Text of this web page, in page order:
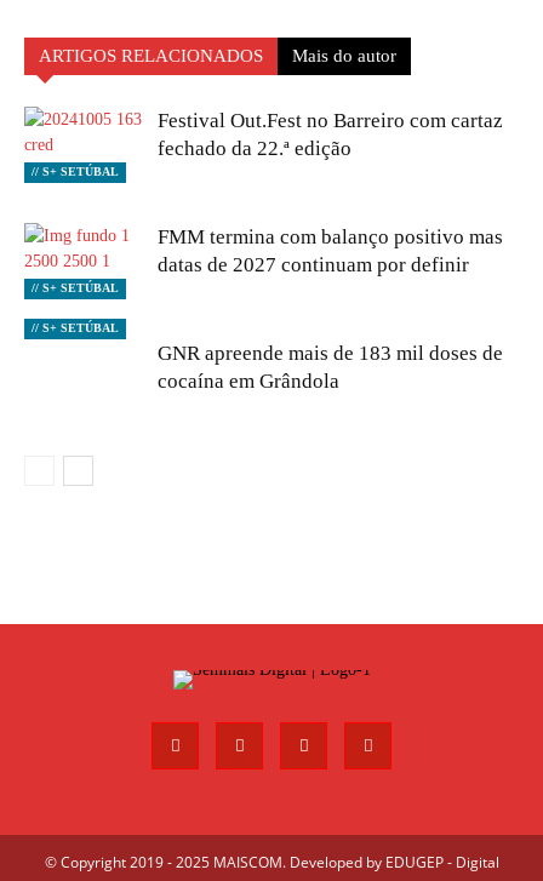
ARTIGOS RELACIONADOS Mais do autor
// S+ SETÚBAL
Festival Out.Fest no Barreiro com cartaz
fechado da 22.ª edição
// S+ SETÚBAL
FMM termina com balanço positivo mas
datas de 2027 continuam por definir
// S+ SETÚBAL
GNR apreende mais de 183 mil doses de
cocaína em Grândola
© Copyright 2019 - 2025 MAISCOM. Developed by EDUGEP - Digital